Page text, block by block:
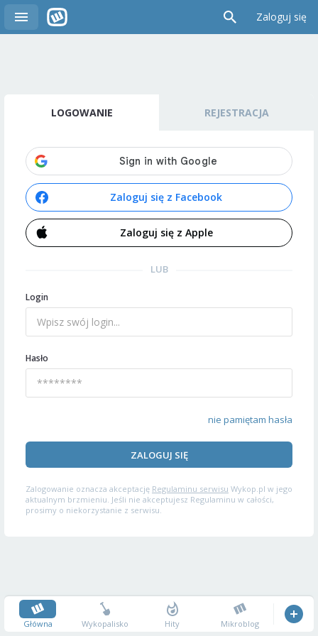
Zaloguj się
LOGOWANIE REJESTRACJA
Zaloguj się z Facebook
Zaloguj się z Apple
LUB
Login
Hasło
nie pamiętam hasła
ZALOGUJ SIĘ
Zalogowanie oznacza akceptację Regulaminu serwisu Wykop.pl w jego
aktualnym brzmieniu. Jeśli nie akceptujesz Regulaminu w całości,
prosimy o niekorzystanie z serwisu.
Główna Wykopalisko Hity Mikroblog